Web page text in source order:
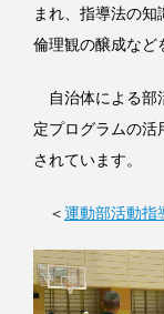
まれ、指導法の
倫理観の醸成など
自治体による部
定プログラムの
されています。
＜運動部活動指